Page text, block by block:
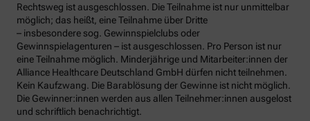
Rechtsweg ist ausgeschlossen. Die Teilnahme ist nur unmittelbar
möglich; das heißt, eine Teilnahme über Dritte
– insbesondere sog. Gewinnspielclubs oder
Gewinnspielagenturen – ist ausgeschlossen. Pro Person ist nur
eine Teilnahme möglich. Minderjährige und Mitarbeiter:innen der
Alliance Healthcare Deutschland GmbH dürfen nicht teilnehmen.
Kein Kaufzwang. Die Barablösung der Gewinne ist nicht möglich.
Die Gewinner:innen werden aus allen Teilnehmer:innen ausgelost
und schriftlich benachrichtigt.